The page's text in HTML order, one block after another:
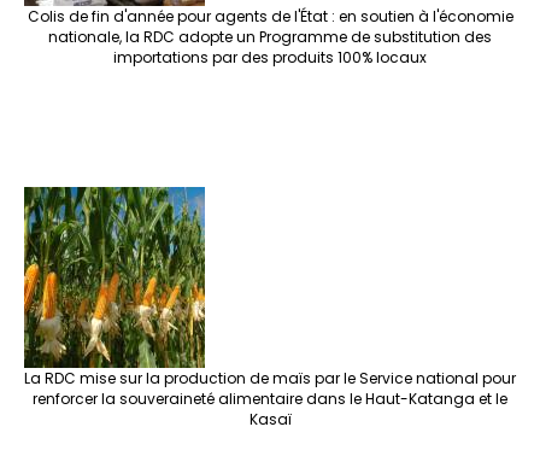
Colis de fin d'année pour agents de l'État : en soutien à l'économie
nationale, la RDC adopte un Programme de substitution des
importations par des produits 100% locaux
La RDC mise sur la production de maïs par le Service national pour
renforcer la souveraineté alimentaire dans le Haut-Katanga et le
Kasaï